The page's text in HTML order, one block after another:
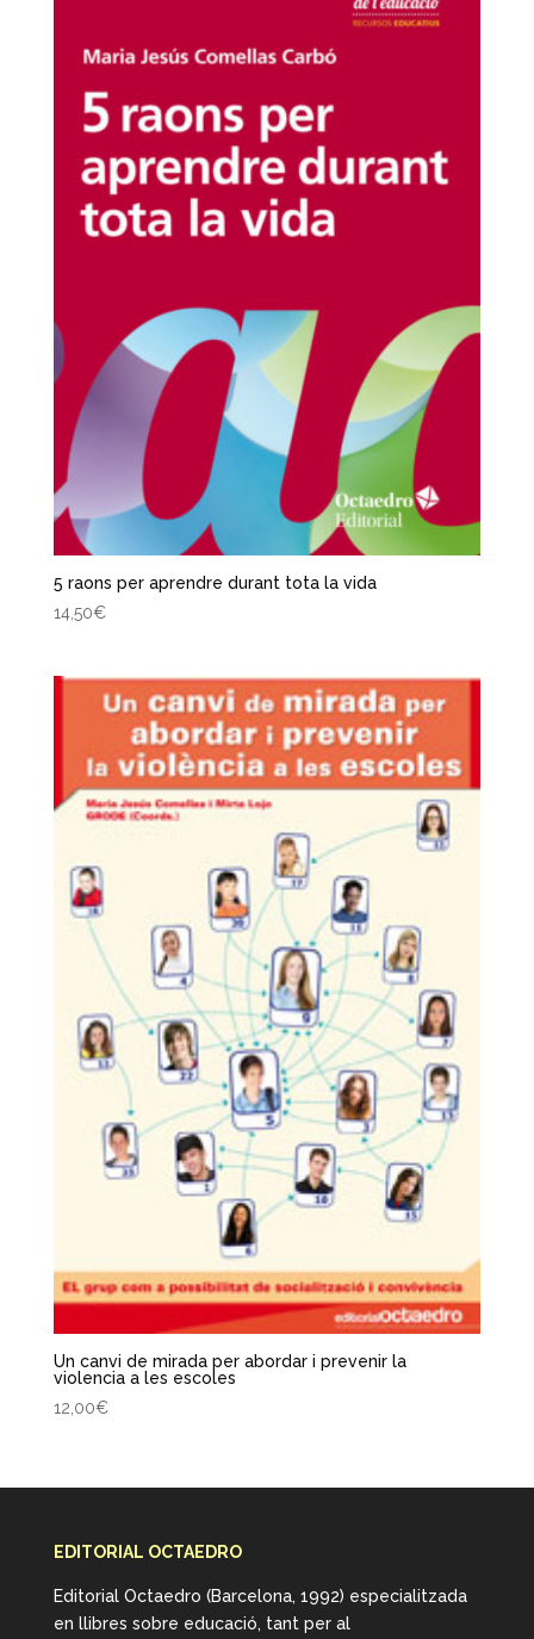
5 raons per aprendre durant tota la vida
14,50€
Un canvi de mirada per abordar i prevenir la
violencia a les escoles
12,00€
EDITORIAL OCTAEDRO
Editorial Octaedro (Barcelona, 1992) especialitzada
en llibres sobre educació, tant per al